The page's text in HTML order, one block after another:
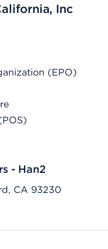
Inc
(EPO)
- Han2
CA 93230